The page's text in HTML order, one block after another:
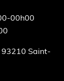
00h00
93210 Saint-